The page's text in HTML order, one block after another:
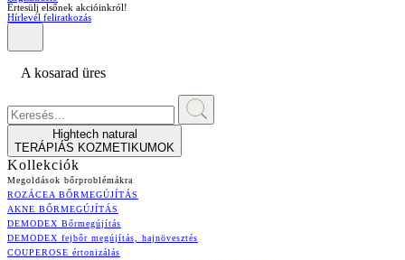
Értesülj elsőnek akcióinkról!
Hírlevél feliratkozás
A kosarad üres
Hightech natural
TERÁPIÁS KOZMETIKUMOK
Kollekciók
Megoldások bőrproblémákra
ROZÁCEA BŐRMEGÚJÍTÁS
AKNE BŐRMEGÚJÍTÁS
DEMODEX Bőrmegújítás
DEMODEX fejbőr megújítás, hajnövesztés
COUPEROSE értonizálás